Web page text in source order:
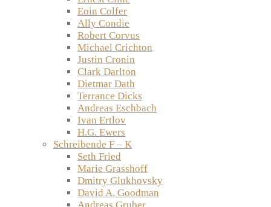
Eoin Colfer
Ally Condie
Robert Corvus
Michael Crichton
Justin Cronin
Clark Darlton
Dietmar Dath
Terrance Dicks
Andreas Eschbach
Ivan Ertlov
H.G. Ewers
Schreibende F – K
Seth Fried
Marie Grasshoff
Dmitry Glukhovsky
David A. Goodman